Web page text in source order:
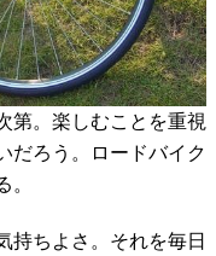
第。楽しむことを重視
だろう。ロードバイク
。
持ちよさ。それを毎日